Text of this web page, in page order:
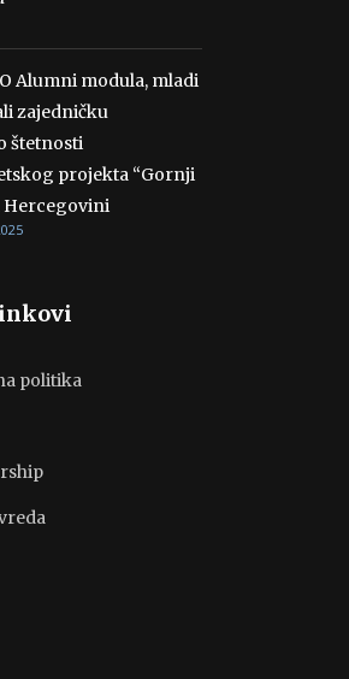
Alumni modula, mladi
zajedničku
štetnosti
projekta “Gornji
Hercegovini
politika